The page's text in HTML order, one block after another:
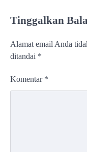
Tinggalkan
Alamat email Anda
ditandai *
Komentar *